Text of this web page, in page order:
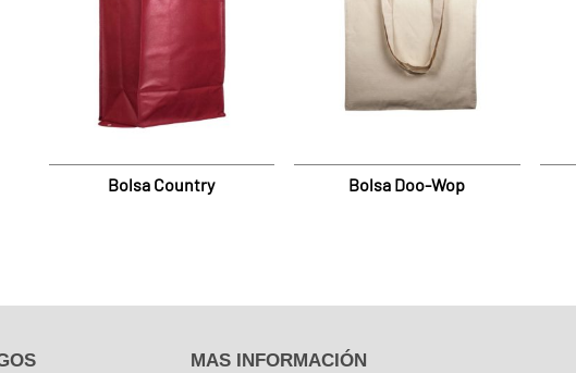
Bolsa Country Bolsa Doo-Wop
MAS INFORMACIÓN